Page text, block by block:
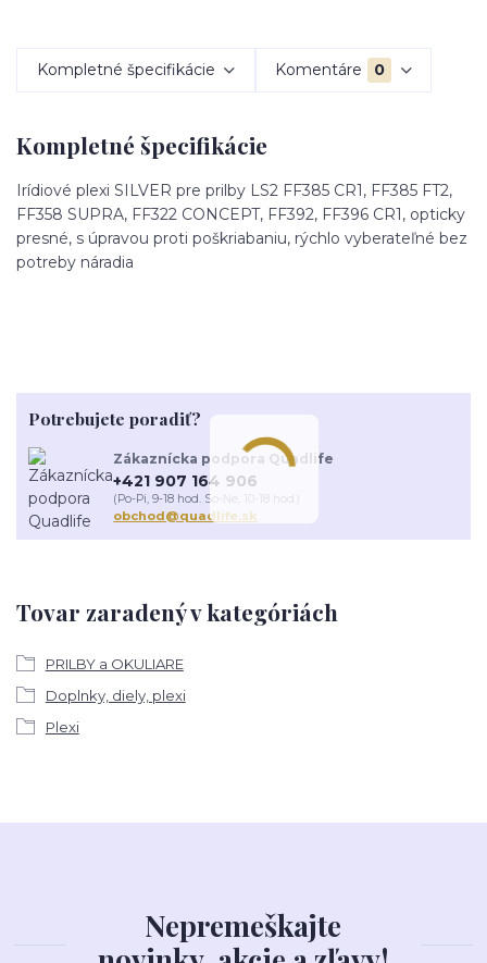
Kompletné špecifikácie Komentáre 0
Kompletné špecifikácie
Irídiové plexi SILVER pre prilby LS2 FF385 CR1, FF385 FT2,
FF358 SUPRA, FF322 CONCEPT, FF392, FF396 CR1, opticky
presné, s úpravou proti poškriabaniu, rýchlo vyberateľné bez
potreby náradia
Tovar zaradený v kategóriách
PRILBY a OKULIARE
Doplnky, diely, plexi
Plexi
Potrebujete poradiť?
Zákaznícka podpora Quadlife
+421 907 164 906
(Po-Pi, 9-18 hod. So-Ne, 10-18 hod.)
obchod@quadlife.sk
Nepremeškajte